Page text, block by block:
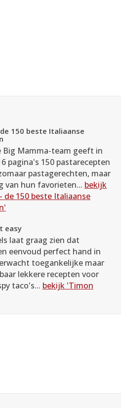
150 beste Italiaanse
Big Mamma-team geeft in
pagina's 150 pastarecepten
pastagerechten, maar
van hun favorieten... bekijk
de 150 beste Italiaanse
easy
laat graag zien dat
eenvoud perfect hand in
toegankelijke maar
lekkere recepten voor
taco's... bekijk 'Timon